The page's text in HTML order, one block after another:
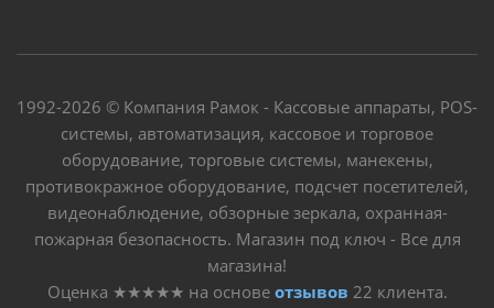
1992-2026 © Компания Рамок - Кассовые аппараты, POS-
системы, автоматизация, кассовое и торговое
оборудование, торговые системы, манекены,
противокражное оборудование, подсчет посетителей,
видеонаблюдение, обзорные зеркала, охранная-
пожарная безопасность. Магазин под ключ - Все для
магазина!
Оценка ★★★★★ на основе отзывов 22 клиента.